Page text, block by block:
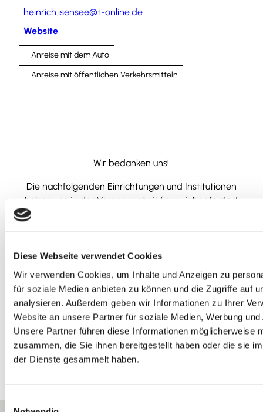
Diese Webseite verwendet Cookies
Wir verwenden Cookies, um Inhalte und Anzeigen zu
für soziale Medien anbieten zu können und die Zugriffe auf
analysieren. Außerdem geben wir Informationen zu Ihrer
Website an unsere Partner für soziale Medien, Werbung
Unsere Partner führen diese Informationen möglicherweise
zusammen, die Sie ihnen bereitgestellt haben oder die sie
der Dienste gesammelt haben.
E
heinrich.isensee@t-online.de
Website
Anreise mit dem Auto
Anreise mit öffentlichen Verkehrsmitteln
Wir bedanken uns!
Die nachfolgenden Einrichtungen und Institutionen
haben uns in der Vergangenheit finanziell gefördert